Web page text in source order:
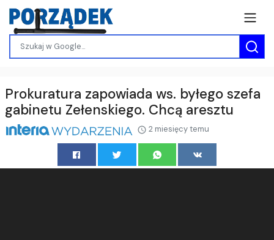
Prokuratura zapowiada ws. byłego szefa
gabinetu Zełenskiego. Chcą aresztu
2 miesięcy temu